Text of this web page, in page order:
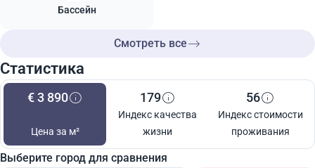
Бассейн
Смотреть все
Статистика
€ 3 890
Цена за м²
179
Индекс качества
жизни
56
Индекс стоимости
проживания
Выберите город для сравнения